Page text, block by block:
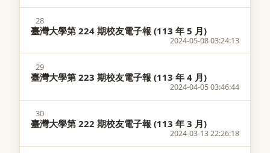
28
臺灣大學第 224 期校友電子報 (113 年 5 月)
2024-05-08 03:24:13
29
臺灣大學第 223 期校友電子報 (113 年 4 月)
2024-04-05 03:46:44
30
臺灣大學第 222 期校友電子報 (113 年 3 月)
2024-03-13 22:26:18